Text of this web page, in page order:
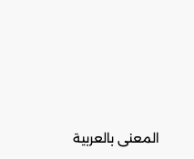
المعنى بالعربية